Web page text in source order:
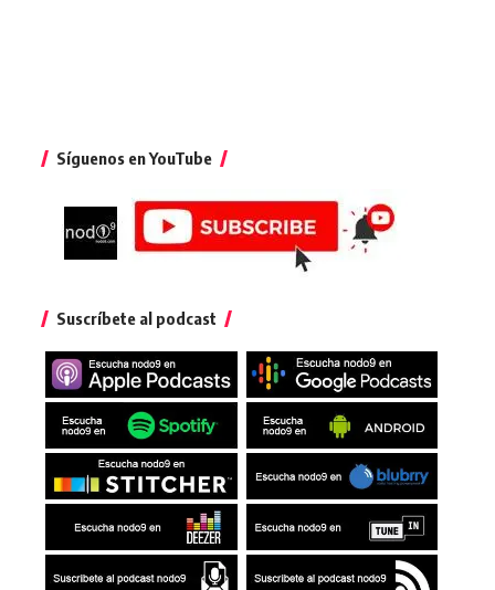
Síguenos en YouTube
Suscríbete al podcast